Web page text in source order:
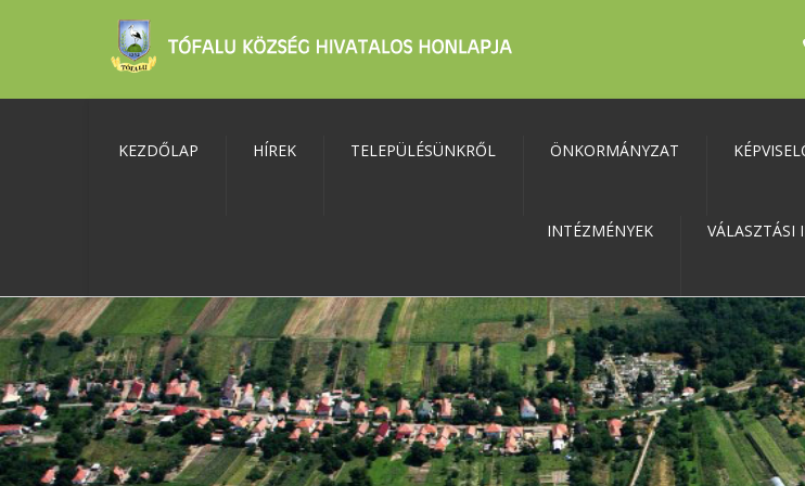
KEZDŐLAP HÍREK TELEPÜLÉSÜNKRŐL ÖNKORMÁNYZAT
INTÉZMÉNYEK VÁLASZTÁSI